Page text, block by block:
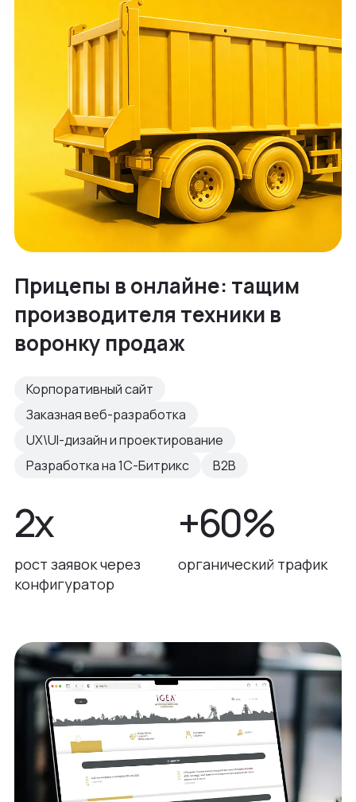
Прицепы в онлайне: тащим
производителя техники в
воронку продаж
Корпоративный сайт
Заказная веб-разработка
UX\UI-дизайн и проектирование
Разработка на 1С-Битрикс
B2B
2х
рост заявок через
конфигуратор
+60%
органический трафик